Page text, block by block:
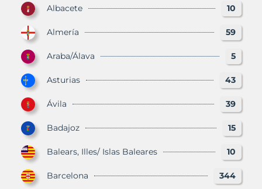
Albacete 10
Almería 59
Araba/Álava 5
Asturias 43
Ávila 39
Badajoz 15
Balears, Illes/ Islas Baleares 10
Barcelona 344